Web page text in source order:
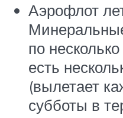
Аэрофлот
по
есть
(вылетает
субботы в